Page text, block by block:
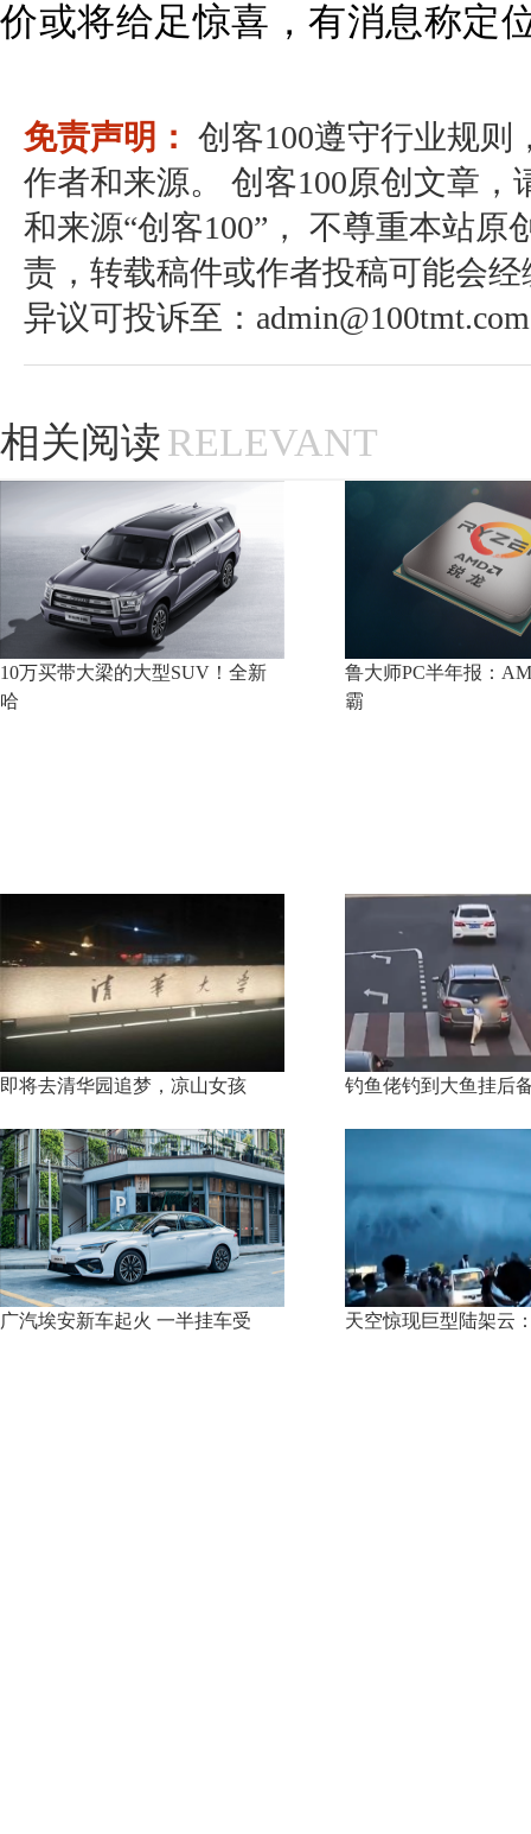
价或将给足惊喜，有消息称定
免责声明： 创客100遵守行业规则
作者和来源。 创客100原创文章
和来源“创客100”， 不尊重本站原
责，转载稿件或作者投稿可能会
异议可投诉至：admin@100tmt.com
相关阅读RELEVANT
10万买带大梁的大型SUV！全新
哈
鲁大师PC半年报：
霸
即将去清华园追梦，凉山女孩 钓鱼佬钓到大鱼挂后
广汽埃安新车起火 一半挂车受 天空惊现巨型陆架云